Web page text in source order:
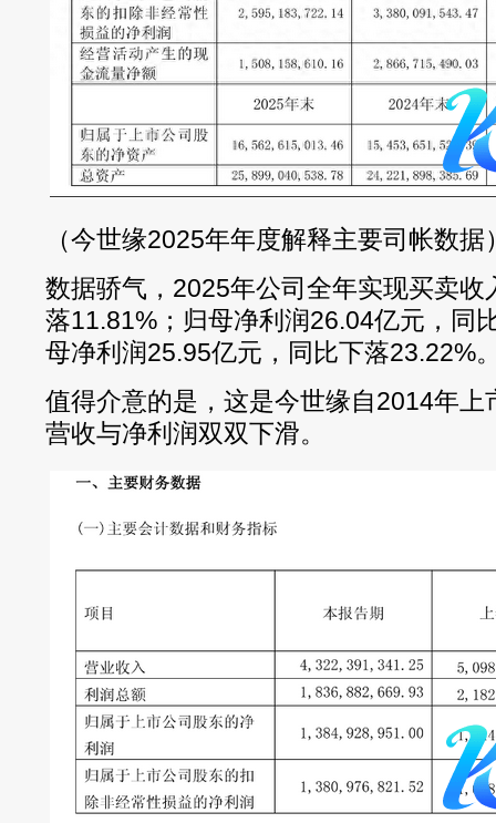
（今世缘2025年年度解释主要司帐数据
数据骄气，2025年公司全年实现买卖
落11.81%；归母净利润26.04亿元，同
母净利润25.95亿元，同比下落23.22%
值得介意的是，这是今世缘自2014年上
营收与净利润双双下滑。